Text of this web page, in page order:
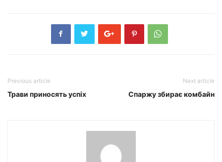
Previous article
Трави приносять успіх
Next article
Спаржу збирає комбайн